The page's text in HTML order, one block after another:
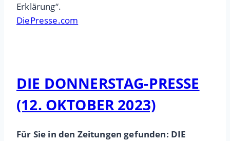
Erklärung“.
DiePresse.com
DIE DONNERSTAG-PRESSE
(12. OKTOBER 2023)
Für Sie in den Zeitungen gefunden: DIE